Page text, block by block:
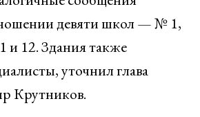
девяти школ — № 1,
и 12. Здания также
уточнил глава
Крутников.